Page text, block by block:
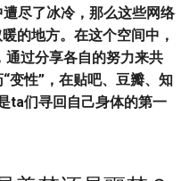
尽了冰冷，那么这些网络
的地方。在这个空间中，
过分享各自的努力来共
变性”，在贴吧、豆瓣、知
ta们寻回自己身体的第一